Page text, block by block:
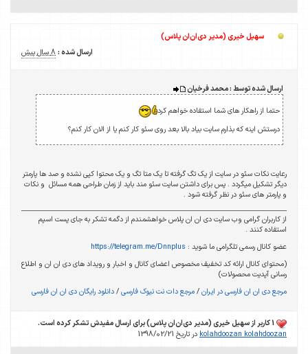
سهیل خیری (مدیر دی‌ان‌ان پلاس)
ارسال شده : 8 سال پیش
ارسال شده توسط : محمد فرخیان
حتما از راهکار های شما استفاده خواهم کرد
درستش اینه که بذارم سایت بیاد بالا بعد روی سئو کار کنم یا از الان کار کنم؟
رعایت نکات سئو در سایت از یک تگ گرفته تا یک متا تگ و یک محتوا کپی نشده و صد ها پارمتر
دیگر تشکیل میگردد . پس برای داشتن سایت سئو مند باید از زمان طراحی همه مسائل و نکات
و پارمتر های سئو در نظر گرفته شود .
از کاربران گرامی وب سایت دی ان ان پلاس خواهشمندم از دگمه تشکر به جای پست اسپم
استفاده کنند .
عضو کانال رسمی تلگرامی ما شوید : https://telegram.me/Dnnplus
(محتوای کانال ارائه کد تخفیف مخصوص اعضای کانال و اخبار و رویداد های دی ان ان و اطلاع
رسانی آپدیت محصولات)
مرجع دی ان ان فارسی در ایران/مرجع دات نت نیوک فارسی/دانلود رایگان دی ان ان فارسی
kolahdoozan kolahdoozan در تاریخ 1398/02/21